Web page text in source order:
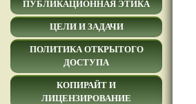
ПУБЛИКАЦИОННАЯ ЭТИКА
ЦЕЛИ И ЗАДАЧИ
ПОЛИТИКА ОТКРЫТОГО
ДОСТУПА
КОПИРАЙТ И
ЛИЦЕНЗИРОВАНИЕ